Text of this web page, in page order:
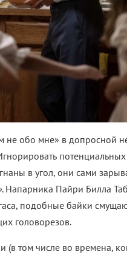
обо мне» в допросной
в угол, они сами
. Напарника Пайри Билла
подобные байки
головорезов.
том числе во времена,